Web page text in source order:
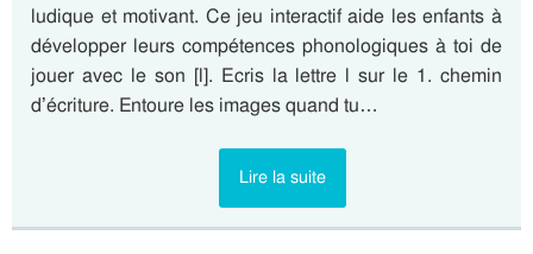
ludique et motivant. Ce jeu interactif aide les enfants à
développer leurs compétences phonologiques à toi de
jouer avec le son [l]. Ecris la lettre l sur le 1. chemin
d’écriture. Entoure les images quand tu…
Lire la suite